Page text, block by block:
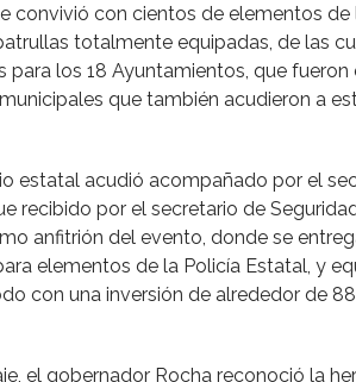
convivió con cientos de elementos
totalmente equipadas, de las
para los 18 Ayuntamientos, que
que también acudieron a
estatal acudió acompañado por el
recibido por el secretario de
anfitrión del evento, donde se
elementos de la Policía Estatal, y
con una inversión de alrededor de
el gobernador Rocha reconoció la